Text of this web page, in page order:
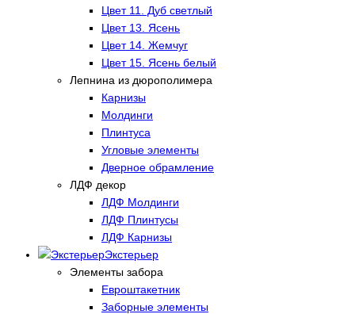
Цвет 11. Дуб светлый
Цвет 13. Ясень
Цвет 14. Жемчуг
Цвет 15. Ясень белый
Лепнина из дюрополимера
Карнизы
Молдинги
Плинтуса
Угловые элементы
Дверное обрамление
ЛДФ декор
ЛДФ Молдинги
ЛДФ Плинтусы
ЛДФ Карнизы
Экстерьер
Элементы забора
Евроштакетник
Заборные элементы